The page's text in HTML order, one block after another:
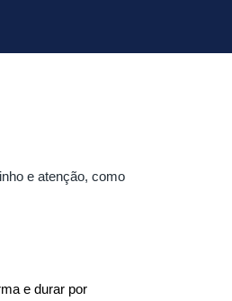
e atenção, como
e durar por